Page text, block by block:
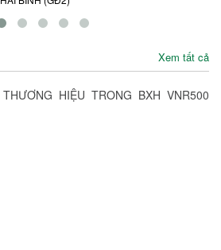
Xem tất cả